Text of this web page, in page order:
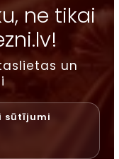
ne tikai
un
sūtījumi